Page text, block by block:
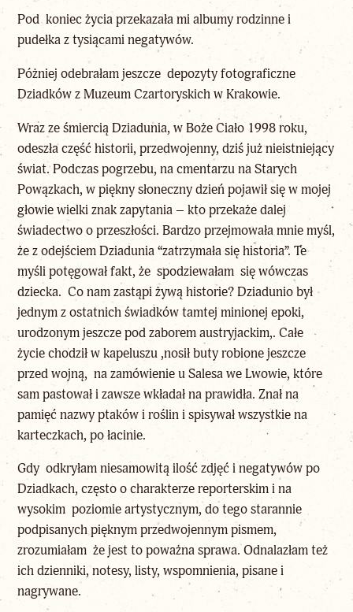
Pod koniec życia przekazała mi albumy rodzinne i
pudełka z tysiącami negatywów.
Póżniej odebrałam jeszcze depozyty fotograficzne
Dziadków z Muzeum Czartoryskich w Krakowie.
Wraz ze śmiercią Dziadunia, w Boże Ciało 1998 roku,
odeszła część historii, przedwojenny, dziś już nieistniejący
świat. Podczas pogrzebu, na cmentarzu na Starych
Powązkach, w piękny słoneczny dzień pojawił się w mojej
głowie wielki znak zapytania – kto przekaże dalej
świadectwo o przeszłości.Bardzo przejmowała mnie myśl,
że z odejściem Dziadunia “zatrzymała się historia”. Te
myśli potęgował fakt, że spodziewałam się wówczas
dziecka. Co nam zastąpi żywą historie? Dziadunio był
jednym z ostatnich świadków tamtej minionej epoki,
urodzonym jeszcze pod zaborem austryjackim,. Całe
życie chodził w kapeluszu ,nosił buty robione jeszcze
przed wojną, na zamówienie u Salesa we Lwowie, które
sam pastował i zawsze wkładał na prawidła. Znał na
pamięć nazwy ptaków i roślin i spisywał wszystkie na
karteczkach, po łacinie.
Gdy odkryłam niesamowitą ilość zdjęć i negatywów po
Dziadkach, często o charakterze reporterskim i na
wysokim poziomie artystycznym, do tego starannie
podpisanych pięknym przedwojennym pismem,
zrozumiałam że jest to poważna sprawa. Odnalazłam też
ich dzienniki, notesy, listy, wspomnienia, pisane i
nagrywane.